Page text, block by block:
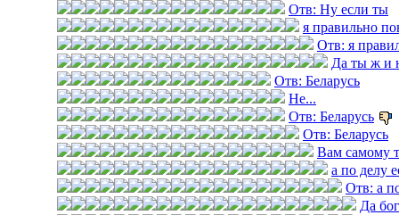
Отв: Ну если ты
я правильно
Отв: я
Да ты ж и
Отв: Беларусь
Не...
Отв: Беларусь
Отв: Беларусь
Вам самому
а по делу
Отв: а
Да